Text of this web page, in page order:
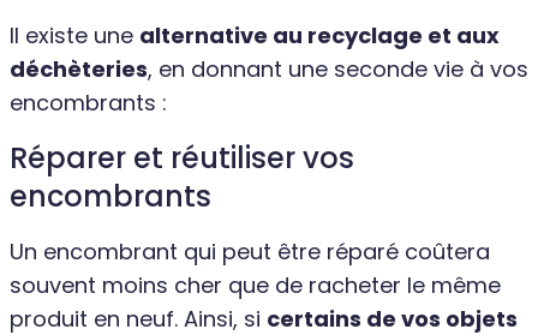
Il existe une alternative au recyclage et aux
déchèteries, en donnant une seconde vie à vos
encombrants :
Réparer et réutiliser vos
encombrants
Un encombrant qui peut être réparé coûtera
souvent moins cher que de racheter le même
produit en neuf. Ainsi, si certains de vos objets